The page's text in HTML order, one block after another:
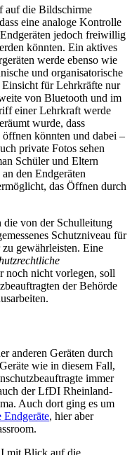
auf die Bildschirme
eine analoge Kontrolle
jedoch freiwillig
könnten. Ein aktives
werde ebenso wie
und organisatorische
für Lehrkräfte nur
von Bluetooth und im
einer Lehrkraft werde
wurde, dass
könnten und dabei –
private Fotos sehen
Schüler und Eltern
den Endgeräten
das Öffnen durch
von der Schulleitung
Schutzniveau für
gewährleisten. Eine
noch nicht vorlegen, soll
der Behörde
anderen Geräten durch
wie in diesem Fall,
immer
der LfDI Rheinland-
Auch dort ging es um
Endgeräte, hier aber